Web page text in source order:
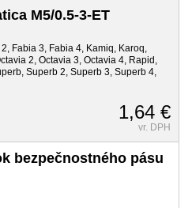
M5/0.5-3-ET
Fabia 3, Fabia 4, Kamiq, Karoq,
2, Octavia 3, Octavia 4, Rapid,
Superb 2, Superb 3, Superb 4,
1,64 €
vr. DPH
bezpečnostného pásu